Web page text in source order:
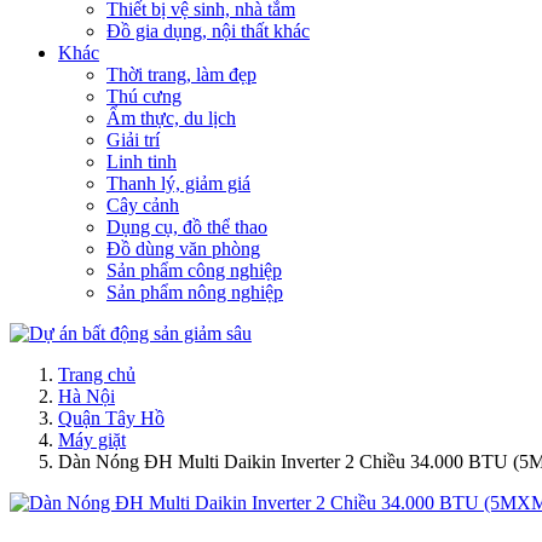
Thiết bị vệ sinh, nhà tắm
Đồ gia dụng, nội thất khác
Khác
Thời trang, làm đẹp
Thú cưng
Ẩm thực, du lịch
Giải trí
Linh tinh
Thanh lý, giảm giá
Cây cảnh
Dụng cụ, đồ thể thao
Đồ dùng văn phòng
Sản phẩm công nghiệp
Sản phẩm nông nghiệp
Trang chủ
Hà Nội
Quận Tây Hồ
Máy giặt
Dàn Nóng ĐH Multi Daikin Inverter 2 Chiều 34.000 BTU